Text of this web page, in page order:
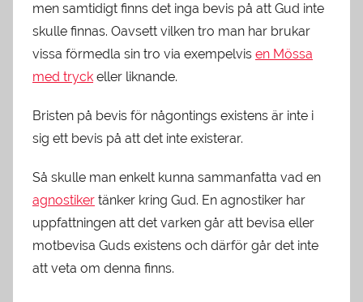
men samtidigt finns det inga bevis på att Gud inte
skulle finnas. Oavsett vilken tro man har brukar
vissa förmedla sin tro via exempelvis en Mössa
med tryck eller liknande.
Bristen på bevis för någontings existens är inte i
sig ett bevis på att det inte existerar.
Så skulle man enkelt kunna sammanfatta vad en
agnostiker tänker kring Gud. En agnostiker har
uppfattningen att det varken går att bevisa eller
motbevisa Guds existens och därför går det inte
att veta om denna finns.